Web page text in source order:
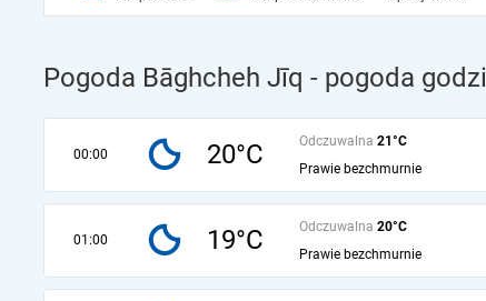
Pogoda Bāghcheh Jīq - pogoda
00:00 20°C Odczuwalna 21°C
Prawie bezchmurnie
01:00 19°C Odczuwalna 20°C
Prawie bezchmurnie